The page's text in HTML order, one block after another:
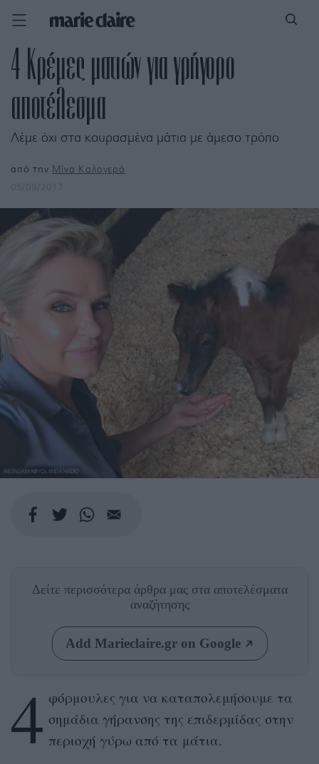
4 Κρέμες ματιών για γρήγορο
αποτέλεσμα
Λέμε όχι στα κουρασμένα μάτια με άμεσο τρόπο
από την Μίνα Καλογερά
INSTAGRAM@YOLANDA.HADID
Δείτε περισσότερα άρθρα μας στα αποτελέσματα
αναζήτησης
Add Marieclaire.gr on Google
4 φόρμουλες για να καταπολεμήσουμε τα
σημάδια γήρανσης της επιδερμίδας στην
περιοχή γύρω από τα μάτια.